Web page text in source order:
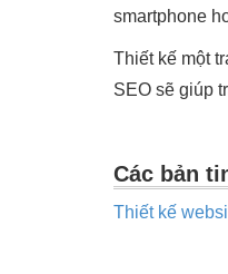
smartphone
Thiết kế một
SEO sẽ giúp
Các bản
Thiết kế